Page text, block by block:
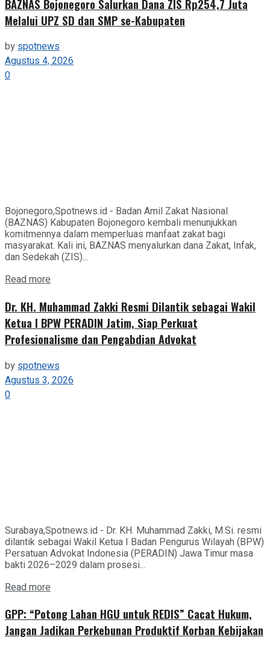
BAZNAS Bojonegoro Salurkan Dana ZIS Rp254,7 Juta
Melalui UPZ SD dan SMP se-Kabupaten
byspotnews
Agustus 4, 2026
0
Bojonegoro,Spotnews.id - Badan Amil Zakat Nasional
(BAZNAS) Kabupaten Bojonegoro kembali menunjukkan
komitmennya dalam memperluas manfaat zakat bagi
masyarakat. Kali ini, BAZNAS menyalurkan dana Zakat, Infak,
dan Sedekah (ZIS)...
Read more
Dr. KH. Muhammad Zakki Resmi Dilantik sebagai Wakil
Ketua I BPW PERADIN Jatim, Siap Perkuat
Profesionalisme dan Pengabdian Advokat
by spotnews
Agustus 3, 2026
0
Surabaya,Spotnews.id - Dr. KH. Muhammad Zakki, M.Si. resmi
dilantik sebagai Wakil Ketua I Badan Pengurus Wilayah (BPW)
Persatuan Advokat Indonesia (PERADIN) Jawa Timur masa
bakti 2026–2029 dalam prosesi...
Read more
GPP: “Potong Lahan HGU untuk REDIS” Cacat Hukum,
Jangan Jadikan Perkebunan Produktif Korban Kebijakan